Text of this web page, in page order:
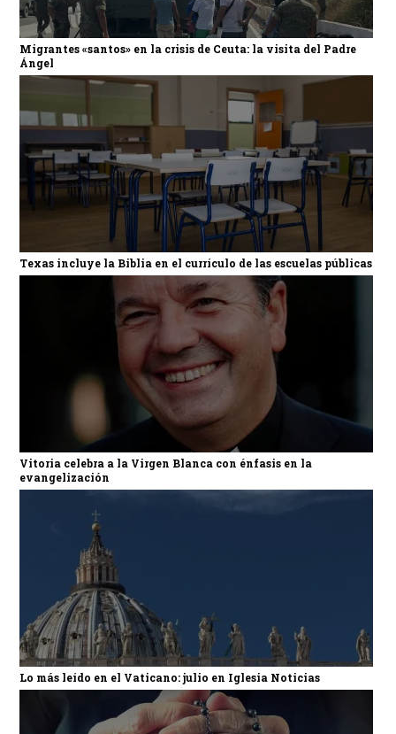
Migrantes «santos» en la crisis de Ceuta: la visita del Padre
Ángel
Texas incluye la Biblia en el currículo de las escuelas públicas
Vitoria celebra a la Virgen Blanca con énfasis en la
evangelización
Lo más leído en el Vaticano: julio en Iglesia Noticias